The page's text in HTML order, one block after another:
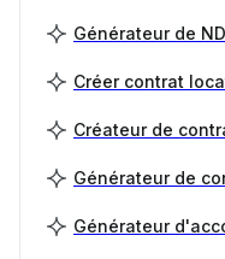
Générateur de
Créer contrat
Créateur de
Générateur de
Générateur